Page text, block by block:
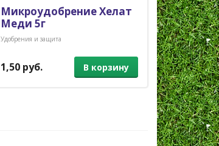
Микроудобрение Хелат
Меди 5г
Удобрения и защита
1,50 руб. В корзину
Фуфанон-
Удобрения и
2,50 руб.